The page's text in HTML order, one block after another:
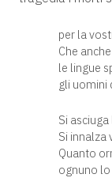
per la
Che
le lingue
gli uomini
Si
Si innalza
Quanto
ognuno